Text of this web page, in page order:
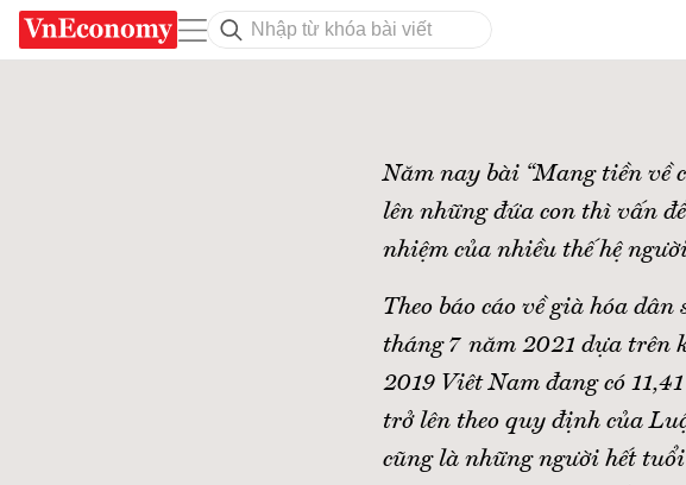
Năm nay bài “Mang tiền về
lên những đứa con thì vấn
nhiệm của nhiều thế hệ
Theo báo cáo về già hóa
tháng 7 năm 2021 dựa trên
2019 Viêt Nam đang có
trở lên theo quy định của
cũng là những người hết